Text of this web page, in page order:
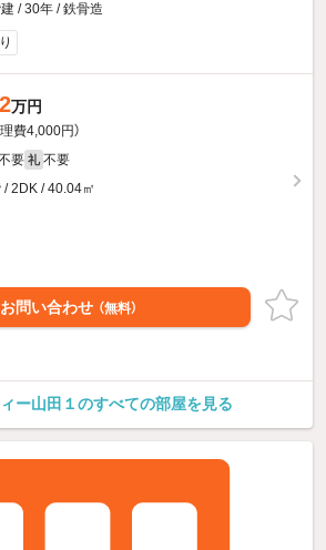
/ 30年 / 鉄骨造
万円
理費4,000円）
要 礼 不要
/ 2DK / 40.04㎡
お問い合わせ （無料）
ー山田１のすべての部屋を見る